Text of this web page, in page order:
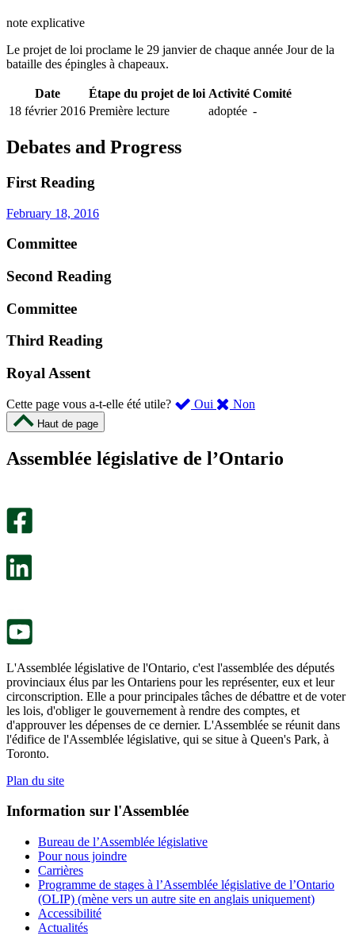
note explicative
Le projet de loi proclame le 29 janvier de chaque année Jour de la
bataille des épingles à chapeaux.
Date Étape du projet de loi Activité Comité
18 février 2016 Première lecture adoptée -
Debates and Progress
First Reading
February 18, 2016
Committee
Second Reading
Committee
Third Reading
Royal Assent
Cette page vous a-t-elle été utile? Oui ,
été
Non
m’a
Haut de page
Assemblée législative de l’Ontario
L'Assemblée législative de l'Ontario, c'est l'assemblée des députés
provinciaux élus par les Ontariens pour les représenter, eux et leur
circonscription. Elle a pour principales tâches de débattre et de voter
les lois, d'obliger le gouvernement à rendre des comptes, et
d'approuver les dépenses de ce dernier. L'Assemblée se réunit dans
l'édifice de l'Assemblée législative, qui se situe à Queen's Park, à
Toronto.
Plan du site
Information sur l'Assemblée
Bureau de l’Assemblée législative
Pour nous joindre
Carrières
Programme de stages à l’Assemblée législative de l’Ontario
(OLIP) (mène vers un autre site en anglais uniquement)
Accessibilité
Actualités